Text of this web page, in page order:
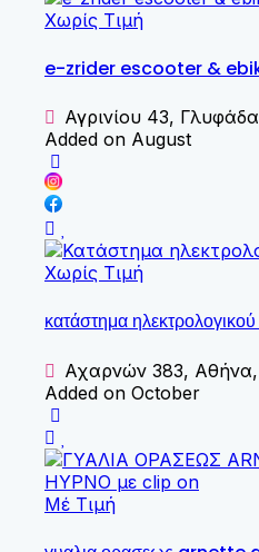
Χωρίς Τιμή
e-zrider escooter &
Αγρινίου 43,
Added on August
Χωρίς Τιμή
κατάστημα
Αχαρνών 383, Αθήνα,
Added on October
Μέ Τιμή